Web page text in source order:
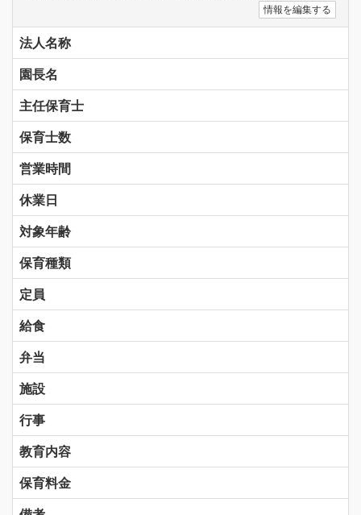
情報を編集する
法人名称
園長名
主任保育士
保育士数
営業時間
休業日
対象年齢
保育種類
定員
給食
弁当
施設
行事
教育内容
保育料金